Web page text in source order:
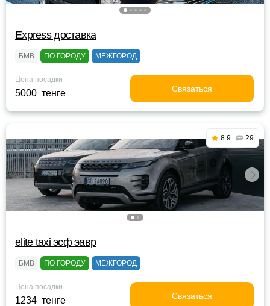
Express доставка
БМВ ПО ГОРОДУ МЕЖГОРОД
Цена посадки
5000 тенге Связаться
8.9 29
elite taxi эсф эавр
БМВ ПО ГОРОДУ МЕЖГОРОД
Цена посадки
1234 тенге Связаться